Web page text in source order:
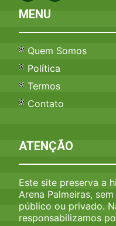
MENU
Quem Somos
Política
Termos
Contato
ATENÇÃO
Este site preserva a
Arena Palmeiras,
público ou privado.
responsabilizamos